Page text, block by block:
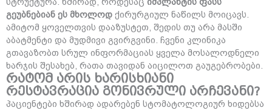
გეუბნებიან ეს მხოლოდ ქირურგიულ ნაწილს მოიცავს.
ამიტომ ყოველთვის დააზუსტეთ, შედის თუ არა მასში
აბატმენტი და მუდმივი გვირგვინი. ჩვენი კლინიკა
გთავაზობთ სრულ ინფორმაციას ყველა მოსალოდნელი
ხარჯის შესახებ, რათა თავიდან აიცილოთ გაუგებრობები.
რატომ არის ხარისხიანი
რესტავრაცია გონივრული არჩევანი?
პაციენტები ხშირად ადარებენ სტომატოლოგიურ ხიდებსა